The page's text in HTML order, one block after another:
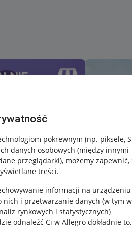
pokrewnym (np. piksele,
danych osobowych (między innymi
przeglądarki), możemy zapewnić,
treści.
informacji na urządzeniu
nich i przetwarzanie danych (w tym w
rynkowych i statystycznych)
odnaleźć Ci w Allegro dokładnie to,